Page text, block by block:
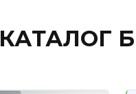
КАТАЛОГ